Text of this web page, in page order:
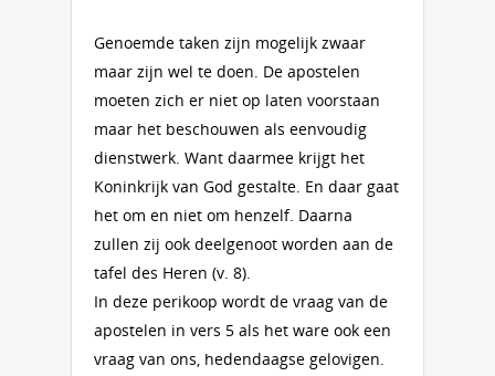
Genoemde taken zijn mogelijk zwaar
maar zijn wel te doen. De apostelen
moeten zich er niet op laten voorstaan
maar het beschouwen als eenvoudig
dienstwerk. Want daarmee krijgt het
Koninkrijk van God gestalte. En daar gaat
het om en niet om henzelf. Daarna
zullen zij ook deelgenoot worden aan de
tafel des Heren (v. 8).
In deze perikoop wordt de vraag van de
apostelen in vers 5 als het ware ook een
vraag van ons, hedendaagse gelovigen.